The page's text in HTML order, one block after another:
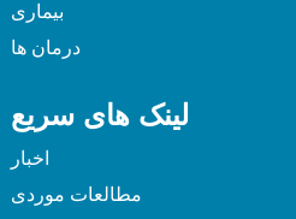
بیماری
درمان ها
لینک های سریع
اخبار
مطالعات موردی